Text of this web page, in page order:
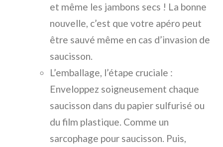
et même les jambons secs ! La bonne
nouvelle, c’est que votre apéro peut
être sauvé même en cas d’invasion de
saucisson.
L’emballage, l’étape cruciale :
Enveloppez soigneusement chaque
saucisson dans du papier sulfurisé ou
du film plastique. Comme un
sarcophage pour saucisson. Puis,